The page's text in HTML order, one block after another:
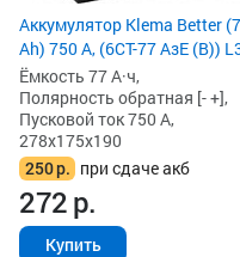
Аккумулятор Klema Better
Ah) 750 А, (6СТ-77 АзЕ (B))
Ёмкость 77 А·ч,
Полярность обратная [- +],
Пусковой ток 750 А,
278x175x190
250р. при сдаче акб
272р.
Купить